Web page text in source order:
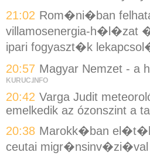
21:02 Rom�ni�ban
villamosenergia-h�l�zat
ipari fogyaszt�k
20:57 Magyar Nemzet - a
KURUC.INFO
20:42 Varga Judit
emelkedik az ózonszint a
20:38 Marokk�ban
ceutai migr�nsinv�zi�val